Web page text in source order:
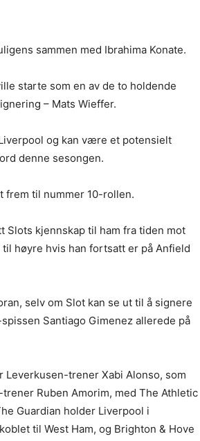
sammen med Ibrahima Konate.
starte som en av de to holdende
– Mats Wieffer.
og kan være et potensielt
denne sesongen.
frem til nummer 10-rollen.
Slots kjennskap til ham fra tiden mot
høyre hvis han fortsatt er på Anfield
selv om Slot kan se ut til å signere
Santiago Gimenez allerede på
trener Xabi Alonso, som
Ruben Amorim, med The Athletic
Guardian holder Liverpool i
til West Ham, og Brighton & Hove